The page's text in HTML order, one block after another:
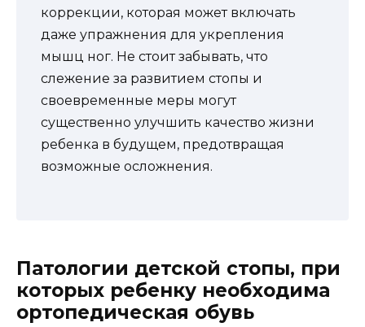
коррекции, которая может включать
даже упражнения для укрепления
мышц ног. Не стоит забывать, что
слежение за развитием стопы и
своевременные меры могут
существенно улучшить качество жизни
ребенка в будущем, предотвращая
возможные осложнения.
Патологии детской стопы, при
которых ребенку необходима
ортопедическая обувь